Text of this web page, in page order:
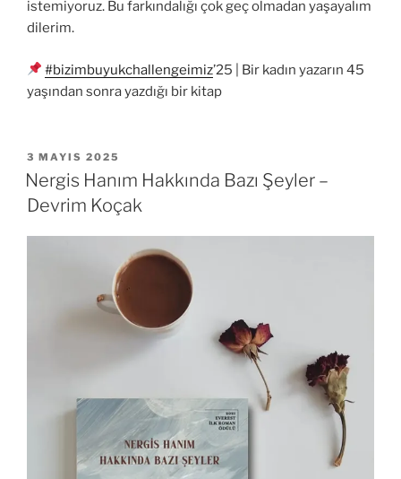
istemiyoruz. Bu farkındalığı çok geç olmadan yaşayalım
dilerim.
#bizimbuyukchallengeimiz’25 | Bir kadın yazarın 45
yaşından sonra yazdığı bir kitap
YAYIM
TARIHI
3 MAYIS 2025
Nergis Hanım Hakkında Bazı Şeyler –
Devrim Koçak